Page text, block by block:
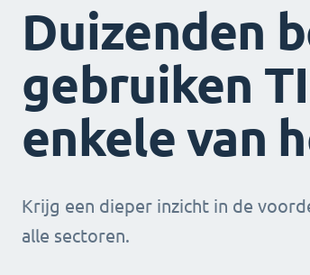
Duizenden
gebruiken
enkele van
Krijg een dieper inzicht in de
alle sectoren.